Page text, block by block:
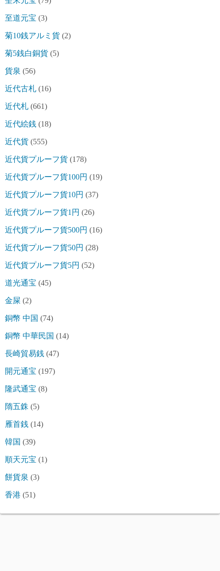
至道元宝 (3)
菊10銭アルミ貨 (2)
菊5銭白銅貨 (5)
貨泉 (56)
近代古札 (16)
近代札 (661)
近代絵銭 (18)
近代貨 (555)
近代貨プルーフ貨 (178)
近代貨プルーフ貨100円 (19)
近代貨プルーフ貨10円 (37)
近代貨プルーフ貨1円 (26)
近代貨プルーフ貨500円 (16)
近代貨プルーフ貨50円 (28)
近代貨プルーフ貨5円 (52)
道光通宝 (45)
金屎 (2)
銅幣 中国 (74)
銅幣 中華民国 (14)
長崎貿易銭 (47)
開元通宝 (197)
隆武通宝 (8)
隋五銖 (5)
雁首銭 (14)
韓国 (39)
順天元宝 (1)
餅貨泉 (3)
香港 (51)